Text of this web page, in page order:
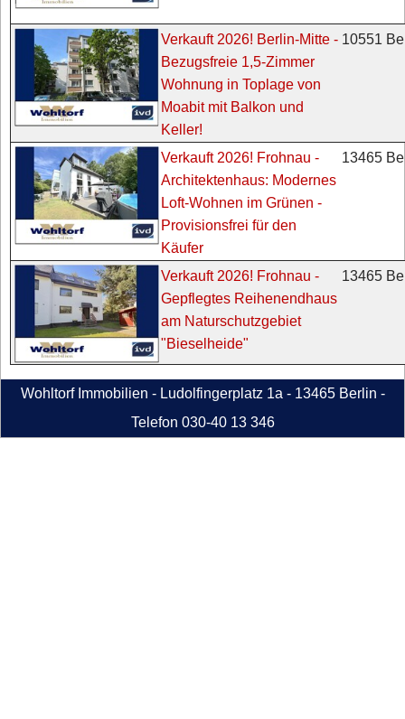
Verkauft 2026! Berlin-Mitte -
Bezugsfreie 1,5-Zimmer
Wohnung in Toplage von
Moabit mit Balkon und
Keller!
10551
Verkauft 2026! Frohnau -
Architektenhaus: Modernes
Loft-Wohnen im Grünen -
Provisionsfrei für den
Käufer
13465
Verkauft 2026! Frohnau -
Gepflegtes Reihenendhaus
am Naturschutzgebiet
"Bieselheide"
13465
Wohltorf Immobilien - Ludolfingerplatz 1a - 13465 Berlin -
Telefon 030-40 13 346